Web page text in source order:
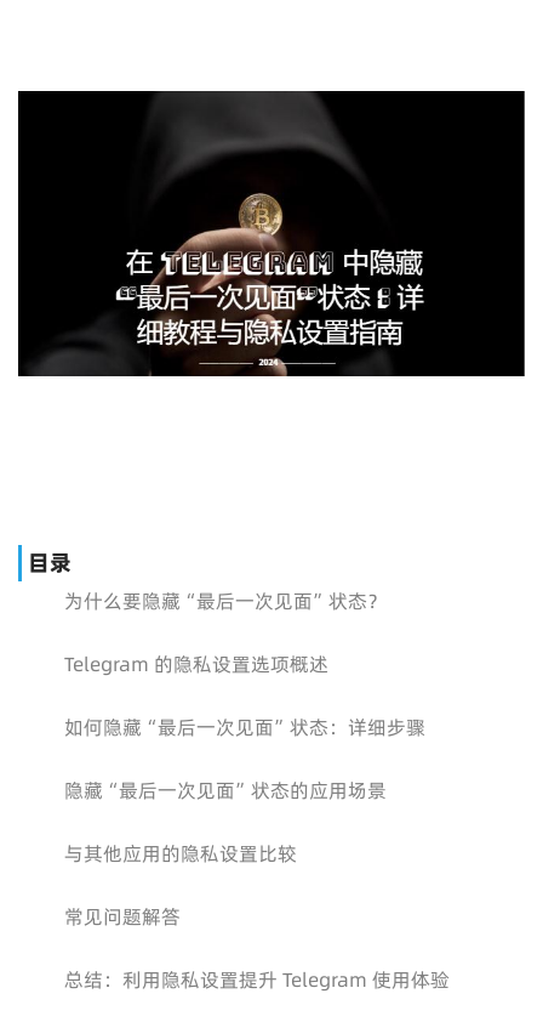
目录
为什么要隐藏“最后一次见面”状态？
Telegram 的隐私设置选项概述
如何隐藏“最后一次见面”状态：详细步骤
隐藏“最后一次见面”状态的应用场景
与其他应用的隐私设置比较
常见问题解答
总结：利用隐私设置提升 Telegram 使用体验